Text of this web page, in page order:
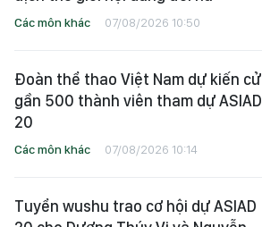
Các môn khác 07/08/2026 10:50
Đoàn thể thao Việt Nam dự kiến cử
gần 500 thành viên tham dự ASIAD
20
Các môn khác 07/08/2026 10:14
Tuyển wushu trao cơ hội dự ASIAD